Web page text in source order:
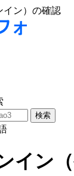
イン）の確認
イン（